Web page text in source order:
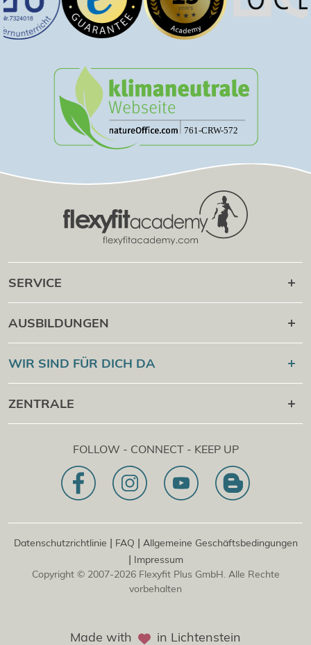
SERVICE
Karriere danach
Online Campus
Cert Check
AUSBILDUNGEN
Flexyfit
Sport Academy
Flexyfit Massage Academy
Flexyfit®Beauty Academy
WIR SIND FÜR DICH DA
+43 1 997 27 38
[email protected]
Beratungs- & Onlineanfrage
Unser Leitbild
ZENTRALE
1030 | Österreich
Dietrichgasse 27 E.EG2
Zweigstelle | DE
Konrad-Zuse-Platz 8
FOLLOW - CONNECT - KEEP UP
Datenschutzrichtlinie | FAQ | Allgemeine Geschäftsbedingungen
| Impressum
Copyright © 2007-2026 Flexyfit Plus GmbH. Alle Rechte
vorbehalten
Made with in Lichtenstein